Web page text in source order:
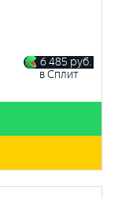
6 485 руб.
в Сплит